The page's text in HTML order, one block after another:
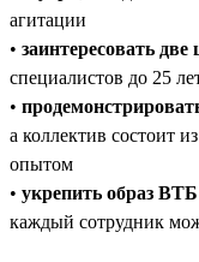
агитации
• заинтересовать
специалистов до 25
•
а коллектив состоит
опытом
• укрепить образ
каждый сотрудник